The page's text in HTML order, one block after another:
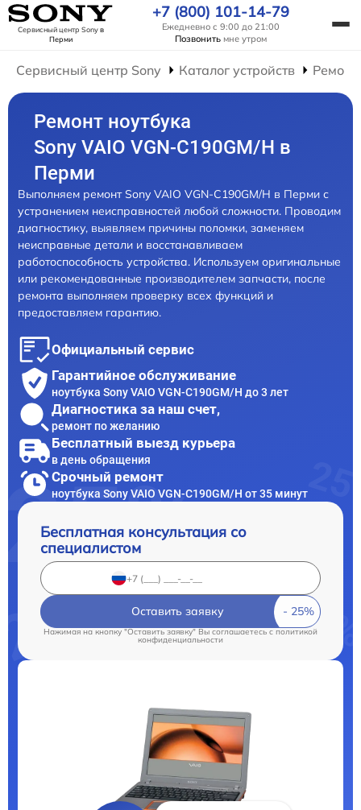
Сервисный центр Sonyв
Перми
+7 (800) 101-14-79
Ежедневно с 9:00 до 21:00
Позвонить мне утром
Сервисный центр Sony Каталог устройств
Ремонт ноутбука
Sony VAIO VGN-C190GM/H в
Перми
Выполняем ремонт Sony VAIO VGN-C190GM/H в Перми с
устранением неисправностей любой сложности. Проводим
диагностику, выявляем причины поломки, заменяем
неисправные детали и восстанавливаем
работоспособность устройства. Используем оригинальные
или рекомендованные производителем запчасти, после
ремонта выполняем проверку всех функций и
предоставляем гарантию.
Официальный сервис
Гарантийное обслуживание
ноутбука Sony VAIO VGN-C190GM/H до 3 лет
Диагностика за наш счет,
ремонт по желанию
Бесплатный выезд курьера
в день обращения
Срочный ремонт
ноутбука Sony VAIO VGN-C190GM/H от 35 минут
Бесплатная консультация со
специалистом
Оставить заявку
Нажимая на кнопку "Оставить заявку" Вы соглашаетесь cполитикой
конфиденциальности